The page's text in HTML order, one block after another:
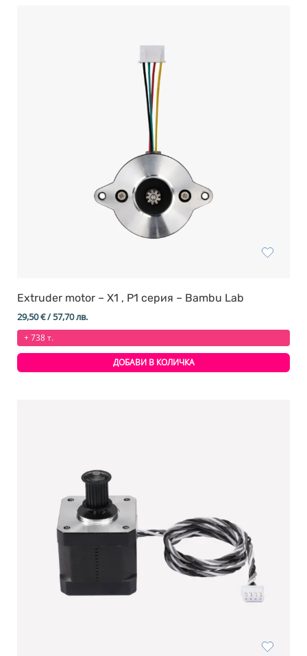
Extruder motor – X1 , P1 серия – Bambu Lab
29,50€/ 57,70 лв.
+ 738 т.
ДОБАВИ В КОЛИЧКА